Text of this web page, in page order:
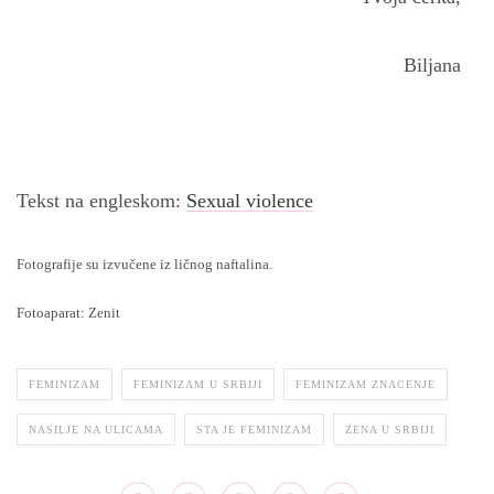
Biljana
Tekst na engleskom: Sexual violence
Fotografije su izvučene iz ličnog naftalina.
Fotoaparat: Zenit
FEMINIZAM FEMINIZAM U SRBIJI FEMINIZAM ZNACENJE
NASILJE NA ULICAMA STA JE FEMINIZAM ZENA U SRBIJI